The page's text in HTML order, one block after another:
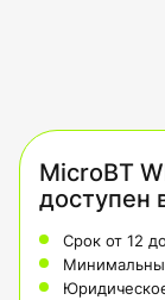
MicroBT
доступен
Срок от 12